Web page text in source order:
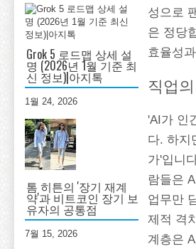
Grok 5 로드맵 상세 설
명 (2026년 1월 기준 최
신 정보)|아지톡
1월 24, 2026
톰 히튼의 '장기 재계
약'과 비트코인 장기 보
유자의 공통점
7월 15, 2026
성으로
은 정당
효율성
직업
'AI가 인
다. 하지
가'입니
람들은
업무만
제적 격
계층은